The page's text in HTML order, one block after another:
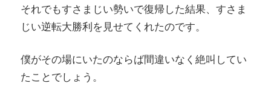
それでもすさまじい勢いで復帰した結果、すさま
じい逆転大勝利を見せてくれたのです。
僕がその場にいたのならば間違いなく絶叫してい
たことでしょう。